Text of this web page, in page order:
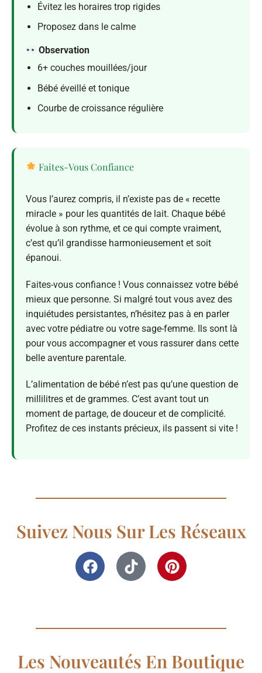
Évitez les horaires trop rigides
Proposez dans le calme
Observation
6+ couches mouillées/jour
Bébé éveillé et tonique
Courbe de croissance régulière
Faites-Vous Confiance
Vous l’aurez compris, il n’existe pas de « recette
miracle » pour les quantités de lait. Chaque bébé
évolue à son rythme, et ce qui compte vraiment,
c’est qu’il grandisse harmonieusement et soit
épanoui.
Faites-vous confiance ! Vous connaissez votre bébé
mieux que personne. Si malgré tout vous avez des
inquiétudes persistantes, n’hésitez pas à en parler
avec votre pédiatre ou votre sage-femme. Ils sont là
pour vous accompagner et vous rassurer dans cette
belle aventure parentale.
L’alimentation de bébé n’est pas qu’une question de
millilitres et de grammes. C’est avant tout un
moment de partage, de douceur et de complicité.
Profitez de ces instants précieux, ils passent si vite !
Suivez Nous Sur Les Réseaux
Les Nouveautés En Boutique